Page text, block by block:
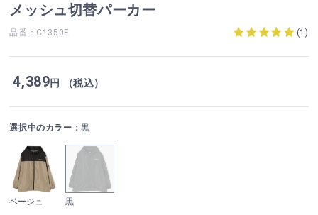
メッシュ切替パーカー
品番：C1350E (1 )
4,389円 （税込）
選択中のカラー：黒
ベージュ 黒